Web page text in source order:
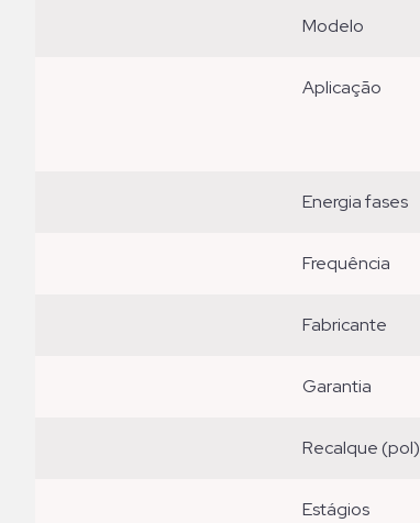
modelo
aplicação
energia fases
frequência
fabricante
garantia
recalque (pol)
estágios